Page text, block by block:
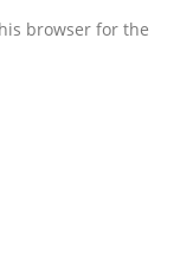
browser for the